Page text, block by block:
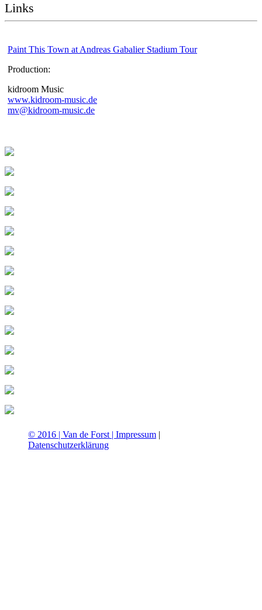
Links
Paint This Town at Andreas Gabalier Stadium Tour
Production:
kidroom Music
www.kidroom-music.de
mv@kidroom-music.de
© 2016 | Van de Forst | Impressum |
Datenschutzerklärung